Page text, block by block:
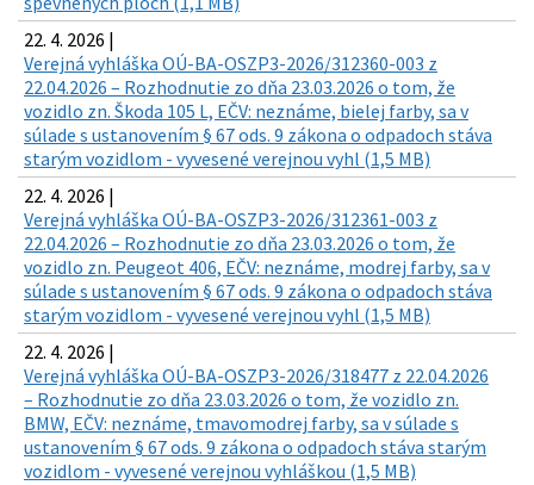
22. 4. 2026 |
Verejná vyhláška OÚ-BA-OSZP3-2026/312360-003 z
22.04.2026 – Rozhodnutie zo dňa 23.03.2026 o tom, že
vozidlo zn. Škoda 105 L, EČV: neznáme, bielej farby, sa v
súlade s ustanovením § 67 ods. 9 zákona o odpadoch stáva
starým vozidlom - vyvesené verejnou vyhl (1,5 MB)
22. 4. 2026 |
Verejná vyhláška OÚ-BA-OSZP3-2026/312361-003 z
22.04.2026 – Rozhodnutie zo dňa 23.03.2026 o tom, že
vozidlo zn. Peugeot 406, EČV: neznáme, modrej farby, sa v
súlade s ustanovením § 67 ods. 9 zákona o odpadoch stáva
starým vozidlom - vyvesené verejnou vyhl (1,5 MB)
22. 4. 2026 |
Verejná vyhláška OÚ-BA-OSZP3-2026/318477 z 22.04.2026
– Rozhodnutie zo dňa 23.03.2026 o tom, že vozidlo zn.
BMW, EČV: neznáme, tmavomodrej farby, sa v súlade s
ustanovením § 67 ods. 9 zákona o odpadoch stáva starým
vozidlom - vyvesené verejnou vyhláškou (1,5 MB)